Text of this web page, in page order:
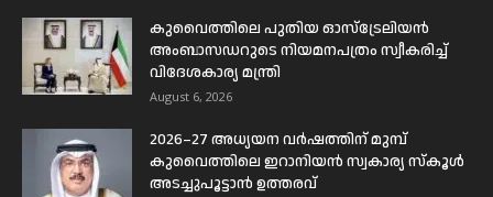
കുവൈത്തിലെ പുതിയ ഓസ്ട്രേലിയൻ
അംബാസഡറുടെ നിയമനപത്രം സ്വീകരിച്ച്
വിദേശകാര്യ മന്ത്രി
August 6, 2026
2026–27 അധ്യയന വർഷത്തിന് മുമ്പ്
കുവൈത്തിലെ ഇറാനിയൻ സ്വകാര്യ സ്കൂൾ
അടച്ചുപൂട്ടാൻ ഉത്തരവ്